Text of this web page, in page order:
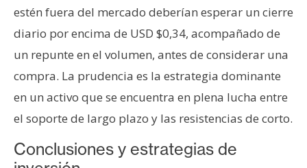
estén fuera del mercado deberían esperar un cierre
diario por encima de USD $0,34, acompañado de
un repunte en el volumen, antes de considerar una
compra. La prudencia es la estrategia dominante
en un activo que se encuentra en plena lucha entre
el soporte de largo plazo y las resistencias de corto.
Conclusiones y estrategias de